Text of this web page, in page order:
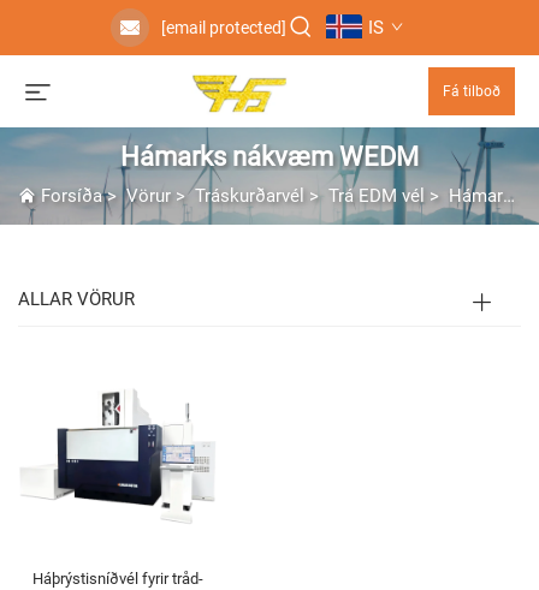
[email protected] IS
Fá tilboð
Hámarks nákvæm WEDM
Forsíða>Vörur >Tráskurðarvél > Trá EDM vél > Hámarks nákvæm WEDM
ALLAR VÖRUR
Háþrýstisníðvél fyrir tråd-